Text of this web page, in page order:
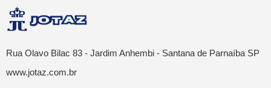
Rua Olavo Bilac 83 - Jardim Anhembi - Santana de Parnaíba SP
www.jotaz.com.br